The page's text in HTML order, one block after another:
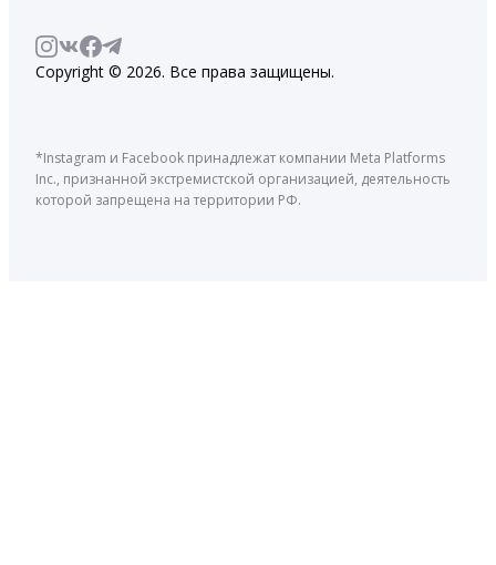
Copyright © 2026. Все права защищены.
*Instagram и Facebook принадлежат компании Meta Platforms
Inc., признанной экстремистской организацией, деятельность
которой запрещена на территории РФ.